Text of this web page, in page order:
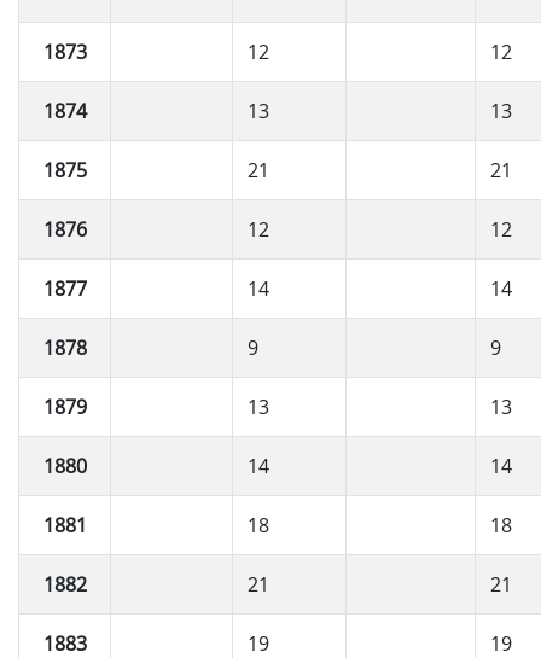
1873 12 12
1874 13 13
1875 21 21
1876 12 12
1877 14 14
1878 9 9
1879 13 13
1880 14 14
1881 18 18
1882 21 21
1883 19 19